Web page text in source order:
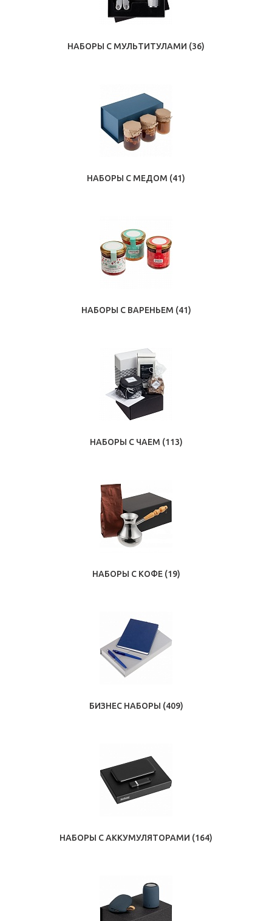
НАБОРЫ С МУЛЬТИТУЛАМИ (36)
НАБОРЫ С МЕДОМ (41)
НАБОРЫ С ВАРЕНЬЕМ (41)
НАБОРЫ С ЧАЕМ (113)
НАБОРЫ С КОФЕ (19)
БИЗНЕС НАБОРЫ (409)
НАБОРЫ С АККУМУЛЯТОРАМИ (164)